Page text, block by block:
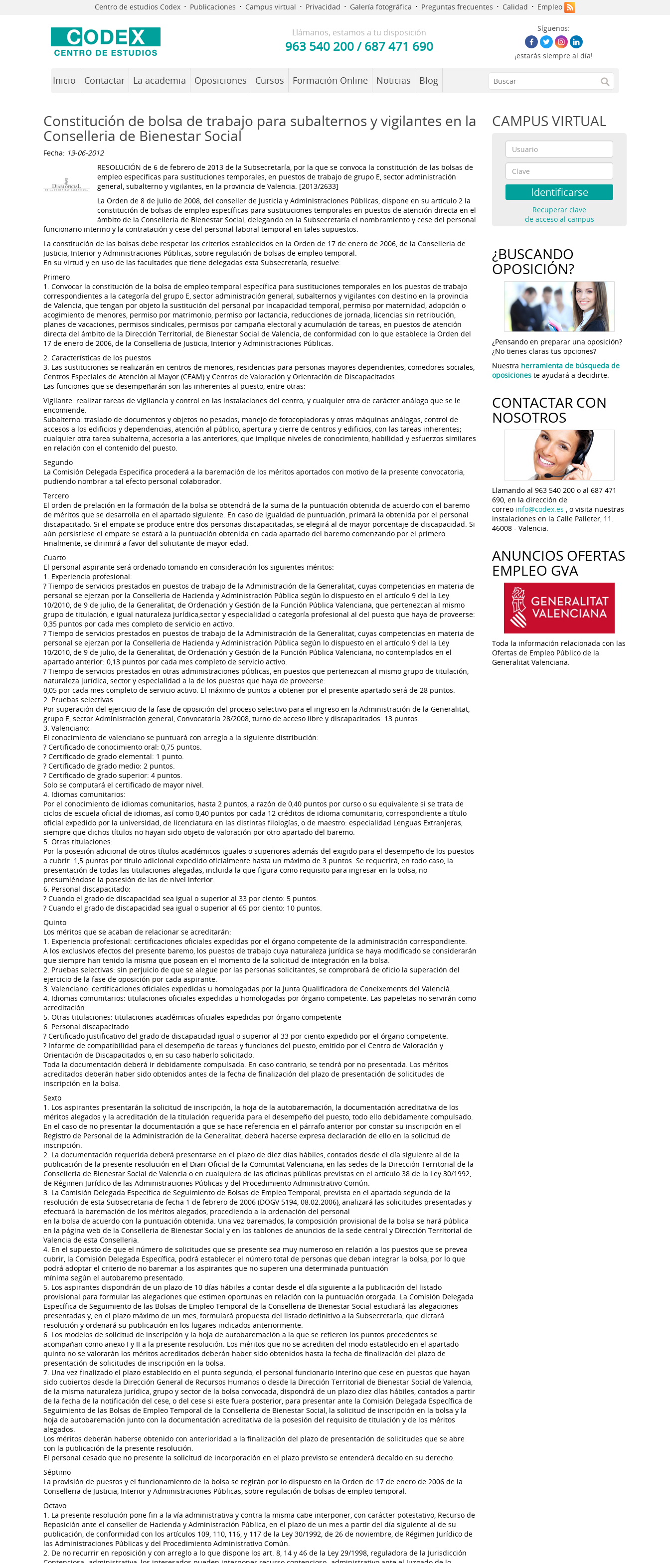
Centro de estudios Codex · Publicaciones · Campus virtual · Privacidad · Galería fotográfica · Preguntas frecuentes · Calidad · Empleo
Llámanos, estamos a tu disposición
963 540 200/687 471 690
Síguenos:
¡estarás siempre al día!
Inicio Contactar La academia Oposiciones Cursos Formación Online Noticias Blog
Constitución de bolsa de trabajo para subalternos y vigilantes en la
Conselleria de Bienestar Social
Fecha: 13-06-2012
RESOLUCIÓN de 6 de febrero de 2013 de la Subsecretaría, por la que se convoca la constitución de las bolsas de
empleo especificas para sustituciones temporales, en puestos de trabajo de grupo E, sector administración
general, subalterno y vigilantes, en la provincia de Valencia. [2013/2633]
La Orden de 8 de julio de 2008, del conseller de Justicia y Administraciones Públicas, dispone en su artículo 2 la
constitución de bolsas de empleo específicas para sustituciones temporales en puestos de atención directa en el
ámbito de la Conselleria de Bienestar Social, delegando en la Subsecretaría el nombramiento y cese del personal
funcionario interino y la contratación y cese del personal laboral temporal en tales supuestos.
La constitución de las bolsas debe respetar los criterios establecidos en la Orden de 17 de enero de 2006, de la Conselleria de
Justicia, Interior y Administraciones Públicas, sobre regulación de bolsas de empleo temporal.
En su virtud y en uso de las facultades que tiene delegadas esta Subsecretaría, resuelve:
Primero
1. Convocar la constitución de la bolsa de empleo temporal específica para sustituciones temporales en los puestos de trabajo
correspondientes a la categoría del grupo E, sector administración general, subalternos y vigilantes con destino en la provincia
de Valencia, que tengan por objeto la sustitución del personal por incapacidad temporal, permiso por maternidad, adopción o
acogimiento de menores, permiso por matrimonio, permiso por lactancia, reducciones de jornada, licencias sin retribución,
planes de vacaciones, permisos sindicales, permisos por campaña electoral y acumulación de tareas, en puestos de atención
directa del ámbito de la Dirección Territorial, de Bienestar Social de Valencia, de conformidad con lo que establece la Orden del
17 de enero de 2006, de la Conselleria de Justicia, Interior y Administraciones Públicas.
2. Características de los puestos
3. Las sustituciones se realizarán en centros de menores, residencias para personas mayores dependientes, comedores sociales,
Centros Especiales de Atención al Mayor (CEAM) y Centros de Valoración y Orientación de Discapacitados.
Las funciones que se desempeñarán son las inherentes al puesto, entre otras:
Vigilante: realizar tareas de vigilancia y control en las instalaciones del centro; y cualquier otra de carácter análogo que se le
encomiende.
Subalterno: traslado de documentos y objetos no pesados; manejo de fotocopiadoras y otras máquinas análogas, control de
accesos a los edificios y dependencias, atención al público, apertura y cierre de centros y edificios, con las tareas inherentes;
cualquier otra tarea subalterna, accesoria a las anteriores, que implique niveles de conocimiento, habilidad y esfuerzos similares
en relación con el contenido del puesto.
Segundo
La Comisión Delegada Especifica procederá a la baremación de los méritos aportados con motivo de la presente convocatoria,
pudiendo nombrar a tal efecto personal colaborador.
Tercero
El orden de prelación en la formación de la bolsa se obtendrá de la suma de la puntuación obtenida de acuerdo con el baremo
de méritos que se desarrolla en el apartado siguiente. En caso de igualdad de puntuación, primará la obtenida por el personal
discapacitado. Si el empate se produce entre dos personas discapacitadas, se elegirá al de mayor porcentaje de discapacidad. Si
aún persistiese el empate se estará a la puntuación obtenida en cada apartado del baremo comenzando por el primero.
Finalmente, se dirimirá a favor del solicitante de mayor edad.
Cuarto
El personal aspirante será ordenado tomando en consideración los siguientes méritos:
1. Experiencia profesional:
? Tiempo de servicios prestados en puestos de trabajo de la Administración de la Generalitat, cuyas competencias en materia de
personal se ejerzan por la Conselleria de Hacienda y Administración Pública según lo dispuesto en el artículo 9 del la Ley
10/2010, de 9 de julio, de la Generalitat, de Ordenación y Gestión de la Función Pública Valenciana, que pertenezcan al mismo
grupo de titulación, e igual naturaleza jurídica,sector y especialidad o categoría profesional al del puesto que haya de proveerse:
0,35 puntos por cada mes completo de servicio en activo.
? Tiempo de servicios prestados en puestos de trabajo de la Administración de la Generalitat, cuyas competencias en materia de
personal se ejerzan por la Conselleria de Hacienda y Administración Pública según lo dispuesto en el artículo 9 del la Ley
10/2010, de 9 de julio, de la Generalitat, de Ordenación y Gestión de la Función Pública Valenciana, no contemplados en el
apartado anterior: 0,13 puntos por cada mes completo de servicio activo.
? Tiempo de servicios prestados en otras administraciones públicas, en puestos que pertenezcan al mismo grupo de titulación,
naturaleza jurídica, sector y especialidad a la de los puestos que haya de proveerse:
0,05 por cada mes completo de servicio activo. El máximo de puntos a obtener por el presente apartado será de 28 puntos.
2. Pruebas selectivas:
Por superación del ejercicio de la fase de oposición del proceso selectivo para el ingreso en la Administración de la Generalitat,
grupo E, sector Administración general, Convocatoria 28/2008, turno de acceso libre y discapacitados: 13 puntos.
3. Valenciano:
El conocimiento de valenciano se puntuará con arreglo a la siguiente distribución:
? Certificado de conocimiento oral: 0,75 puntos.
? Certificado de grado elemental: 1 punto.
? Certificado de grado medio: 2 puntos.
? Certificado de grado superior: 4 puntos.
Solo se computará el certificado de mayor nivel.
4. Idiomas comunitarios:
Por el conocimiento de idiomas comunitarios, hasta 2 puntos, a razón de 0,40 puntos por curso o su equivalente si se trata de
ciclos de escuela oficial de idiomas, así como 0,40 puntos por cada 12 créditos de idioma comunitario, correspondiente a título
oficial expedido por la universidad, de licenciatura en las distintas filologías, o de maestro: especialidad Lenguas Extranjeras,
siempre que dichos títulos no hayan sido objeto de valoración por otro apartado del baremo.
5. Otras titulaciones:
Por la posesión adicional de otros títulos académicos iguales o superiores además del exigido para el desempeño de los puestos
a cubrir: 1,5 puntos por título adicional expedido oficialmente hasta un máximo de 3 puntos. Se requerirá, en todo caso, la
presentación de todas las titulaciones alegadas, incluida la que figura como requisito para ingresar en la bolsa, no
presumiéndose la posesión de las de nivel inferior.
6. Personal discapacitado:
? Cuando el grado de discapacidad sea igual o superior al 33 por ciento: 5 puntos.
? Cuando el grado de discapacidad sea igual o superior al 65 por ciento: 10 puntos.
Quinto
Los méritos que se acaban de relacionar se acreditarán:
1. Experiencia profesional: certificaciones oficiales expedidas por el órgano competente de la administración correspondiente.
A los exclusivos efectos del presente baremo, los puestos de trabajo cuya naturaleza jurídica se haya modificado se considerarán
que siempre han tenido la misma que posean en el momento de la solicitud de integración en la bolsa.
2. Pruebas selectivas: sin perjuicio de que se alegue por las personas solicitantes, se comprobará de oficio la superación del
ejercicio de la fase de oposición por cada aspirante.
3. Valenciano: certificaciones oficiales expedidas u homologadas por la Junta Qualificadora de Coneixements del Valencià.
4. Idiomas comunitarios: titulaciones oficiales expedidas u homologadas por órgano competente. Las papeletas no servirán como
acreditación.
5. Otras titulaciones: titulaciones académicas oficiales expedidas por órgano competente
6. Personal discapacitado:
? Certificado justificativo del grado de discapacidad igual o superior al 33 por ciento expedido por el órgano competente.
? Informe de compatibilidad para el desempeño de tareas y funciones del puesto, emitido por el Centro de Valoración y
Orientación de Discapacitados o, en su caso haberlo solicitado.
Toda la documentación deberá ir debidamente compulsada. En caso contrario, se tendrá por no presentada. Los méritos
acreditados deberán haber sido obtenidos antes de la fecha de finalización del plazo de presentación de solicitudes de
inscripción en la bolsa.
Sexto
1. Los aspirantes presentarán la solicitud de inscripción, la hoja de la autobaremación, la documentación acreditativa de los
méritos alegados y la acreditación de la titulación requerida para el desempeño del puesto, todo ello debidamente compulsado.
En el caso de no presentar la documentación a que se hace referencia en el párrafo anterior por constar su inscripción en el
Registro de Personal de la Administración de la Generalitat, deberá hacerse expresa declaración de ello en la solicitud de
inscripción.
2. La documentación requerida deberá presentarse en el plazo de diez días hábiles, contados desde el día siguiente al de la
publicación de la presente resolución en el Diari Oficial de la Comunitat Valenciana, en las sedes de la Dirección Territorial de la
Conselleria de Bienestar Social de Valencia o en cualquiera de las oficinas públicas previstas en el artículo 38 de la Ley 30/1992,
de Régimen Jurídico de las Administraciones Públicas y del Procedimiento Administrativo Común.
3. La Comisión Delegada Específica de Seguimiento de Bolsas de Empleo Temporal, prevista en el apartado segundo de la
resolución de esta Subsecretaria de fecha 1 de febrero de 2006 (DOGV 5194, 08.02.2006), analizará las solicitudes presentadas y
efectuará la baremación de los méritos alegados, procediendo a la ordenación del personal
en la bolsa de acuerdo con la puntuación obtenida. Una vez baremados, la composición provisional de la bolsa se hará pública
en la página web de la Conselleria de Bienestar Social y en los tablones de anuncios de la sede central y Dirección Territorial de
Valencia de esta Conselleria.
4. En el supuesto de que el número de solicitudes que se presente sea muy numeroso en relación a los puestos que se prevea
cubrir, la Comisión Delegada Específica, podrá establecer el número total de personas que deban integrar la bolsa, por lo que
podrá adoptar el criterio de no baremar a los aspirantes que no superen una determinada puntuación
mínima según el autobaremo presentado.
5. Los aspirantes dispondrán de un plazo de 10 días hábiles a contar desde el día siguiente a la publicación del listado
provisional para formular las alegaciones que estimen oportunas en relación con la puntuación otorgada. La Comisión Delegada
Específica de Seguimiento de las Bolsas de Empleo Temporal de la Conselleria de Bienestar Social estudiará las alegaciones
presentadas y, en el plazo máximo de un mes, formulará propuesta del listado definitivo a la Subsecretaría, que dictará
resolución y ordenará su publicación en los lugares indicados anteriormente.
6. Los modelos de solicitud de inscripción y la hoja de autobaremación a la que se refieren los puntos precedentes se
acompañan como anexo I y II a la presente resolución. Los méritos que no se acrediten del modo establecido en el apartado
quinto no se valorarán los méritos acreditados deberán haber sido obtenidos hasta la fecha de finalización del plazo de
presentación de solicitudes de inscripción en la bolsa.
7. Una vez finalizado el plazo establecido en el punto segundo, el personal funcionario interino que cese en puestos que hayan
sido cubiertos desde la Dirección General de Recursos Humanos o desde la Dirección Territorial de Bienestar Social de Valencia,
de la misma naturaleza jurídica, grupo y sector de la bolsa convocada, dispondrá de un plazo diez días hábiles, contados a partir
de la fecha de la notificación del cese, o del cese si este fuera posterior, para presentar ante la Comisión Delegada Específica de
Seguimiento de las Bolsas de Empleo Temporal de la Conselleria de Bienestar Social, la solicitud de inscripción en la bolsa y la
hoja de autobaremación junto con la documentación acreditativa de la posesión del requisito de titulación y de los méritos
alegados.
Los méritos deberán haberse obtenido con anterioridad a la finalización del plazo de presentación de solicitudes que se abre
con la publicación de la presente resolución.
El personal cesado que no presente la solicitud de incorporación en el plazo previsto se entenderá decaído en su derecho.
Séptimo
La provisión de puestos y el funcionamiento de la bolsa se regirán por lo dispuesto en la Orden de 17 de enero de 2006 de la
Conselleria de Justicia, Interior y Administraciones Públicas, sobre regulación de bolsas de empleo temporal.
Octavo
1. La presente resolución pone fin a la vía administrativa y contra la misma cabe interponer, con carácter potestativo, Recurso de
Reposición ante el conseller de Hacienda y Administración Pública, en el plazo de un mes a partir del día siguiente al de su
publicación, de conformidad con los artículos 109, 110, 116, y 117 de la Ley 30/1992, de 26 de noviembre, de Régimen Jurídico de
las Administraciones Públicas y del Procedimiento Administrativo Común.
2. De no recurrir en reposición y con arreglo a lo que dispone los art. 8, 14 y 46 de la Ley 29/1998, reguladora de la Jurisdicción
CAMPUS VIRTUAL
Recuperar clave
de acceso al campus
¿BUSCANDO
OPOSICIÓN?
¿Pensando en preparar una oposición?
¿No tienes claras tus opciones?
Nuestra herramienta de búsqueda de
oposiciones te ayudará a decidirte.
CONTACTAR CON
NOSOTROS
Llamando al 963 540 200 o al 687 471
690, en la dirección de
correo info@codex.es , o visita nuestras
instalaciones en la Calle Palleter, 11.
46008 - Valencia.
ANUNCIOS OFERTAS
EMPLEO GVA
Toda la información relacionada con las
Ofertas de Empleo Público de la
Generalitat Valenciana.